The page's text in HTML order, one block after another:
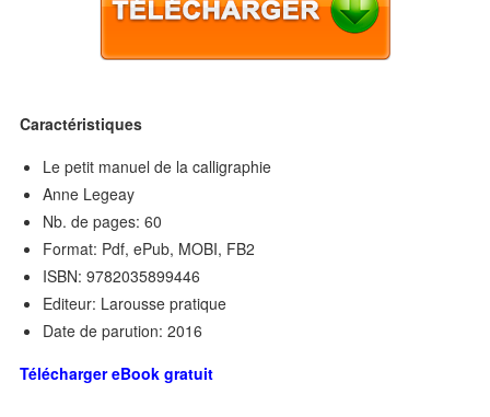
Caractéristiques
Le petit manuel de la calligraphie
Anne Legeay
Nb. de pages: 60
Format: Pdf, ePub, MOBI, FB2
ISBN: 9782035899446
Editeur: Larousse pratique
Date de parution: 2016
Télécharger eBook gratuit